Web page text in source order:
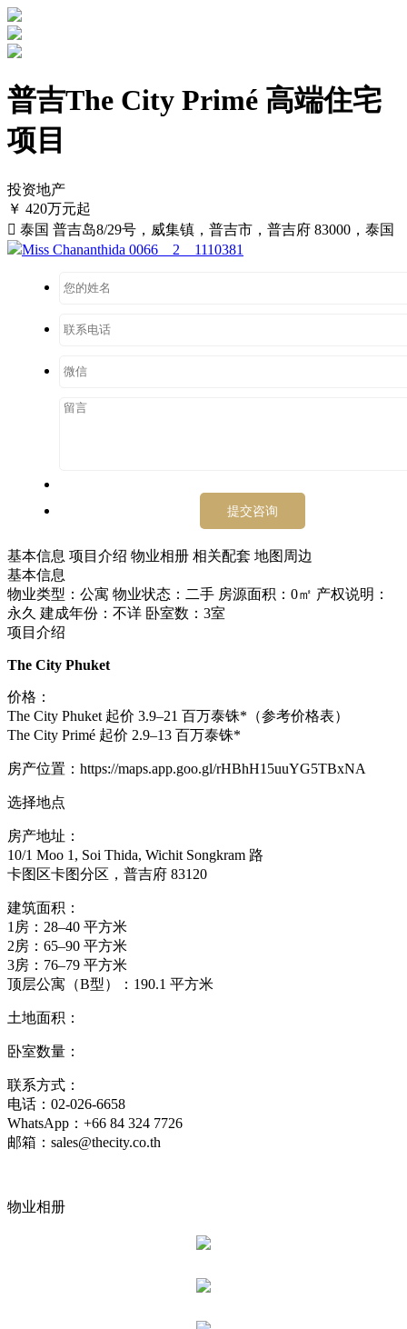
普吉The City Primé 高端住宅
项目
投资地产
￥ 420万元起
 泰国 普吉岛8/29号，威集镇，普吉市，普吉府 83000，泰国
Miss Chananthida 0066 2 1110381
基本信息 项目介绍 物业相册 相关配套 地图周边
基本信息
物业类型：公寓 物业状态：二手 房源面积：0㎡ 产权说明：
永久 建成年份：不详 卧室数：3室
项目介绍
The City Phuket
价格：
The City Phuket 起价 3.9–21 百万泰铢*（参考价格表）
The City Primé 起价 2.9–13 百万泰铢*
房产位置：https://maps.app.goo.gl/rHBhH15uuYG5TBxNA
选择地点
房产地址：
10/1 Moo 1, Soi Thida, Wichit Songkram 路
卡图区卡图分区，普吉府 83120
建筑面积：
1房：28–40 平方米
2房：65–90 平方米
3房：76–79 平方米
顶层公寓（B型）：190.1 平方米
土地面积：
卧室数量：
联系方式：
电话：02-026-6658
WhatsApp：+66 84 324 7726
邮箱：sales@thecity.co.th
物业相册